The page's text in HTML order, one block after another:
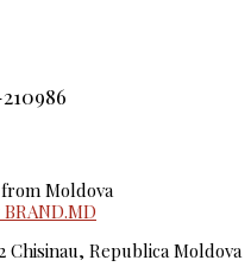
Moldova
Chisinau, Republica Moldova